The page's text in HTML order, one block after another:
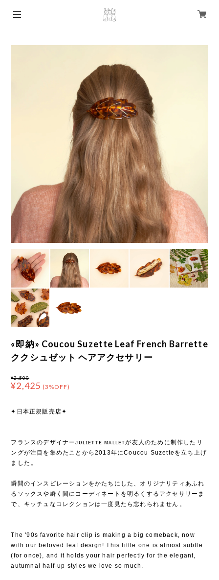
«即納» Coucou Suzette Leaf French Barrette
ククシュゼット ヘアアクセサリー
¥2,500
¥2,425 (3%OFF)
✦日本正規販売店✦
フランスのデザイナーᴊᴜʟɪᴇᴛᴛᴇ ᴍᴀʟʟᴇᴛが友人のために制作したリ
ングが注目を集めたことから2013年にCoucou Suzetteを立ち上げ
ました⁡。
瞬間のインスピレーションをかたちにした、オリジナリティあふれ
るソックスや瞬く間にコーディネートを明るくするアクセサリーま
で、キッチュなコレクションは一度見たら忘れられません⁡。
The '90s favorite hair clip is making a big comeback, now
with our beloved leaf design! This little one is almost subtle
(for once), and it holds your hair perfectly for the elegant,
autumnal half-up styles we love so much.